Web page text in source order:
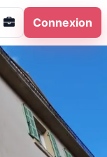
Connexion